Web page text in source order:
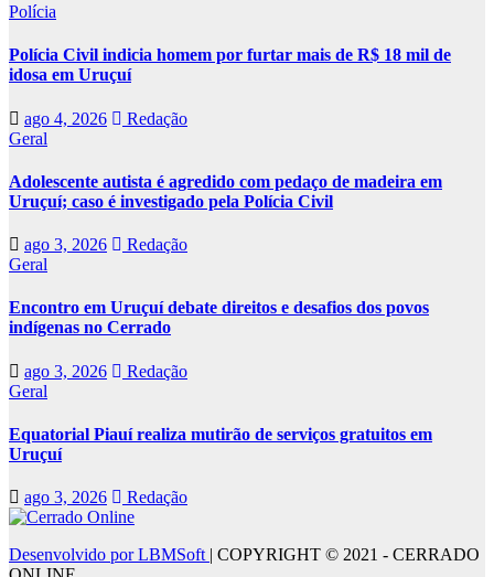
Polícia
Polícia Civil indicia homem por furtar mais de R$ 18 mil de
idosa em Uruçuí
ago 4, 2026
Redação
Geral
Adolescente autista é agredido com pedaço de madeira em
Uruçuí; caso é investigado pela Polícia Civil
ago 3, 2026
Redação
Geral
Encontro em Uruçuí debate direitos e desafios dos povos
indígenas no Cerrado
ago 3, 2026
Redação
Geral
Equatorial Piauí realiza mutirão de serviços gratuitos em
Uruçuí
ago 3, 2026 Redação
Desenvolvido por LBMSoft | COPYRIGHT © 2021 - CERRADO